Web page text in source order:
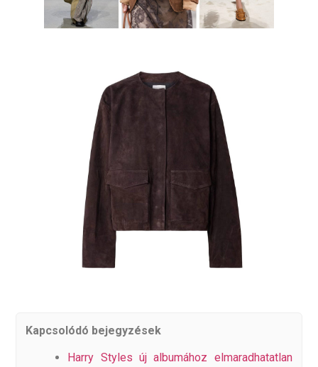
Kapcsolódó bejegyzések
Harry Styles új albumához elmaradhatatlan